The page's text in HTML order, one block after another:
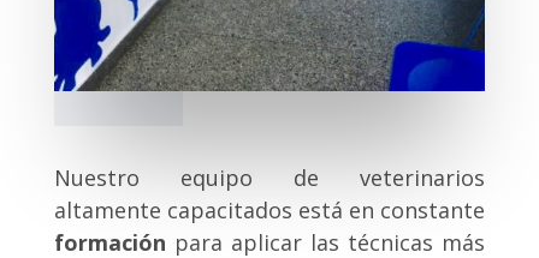
Nuestro equipo de veterinarios
altamente capacitados está en constante
formación para aplicar las técnicas más